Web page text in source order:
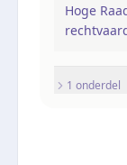
Hoge
1 onderdel